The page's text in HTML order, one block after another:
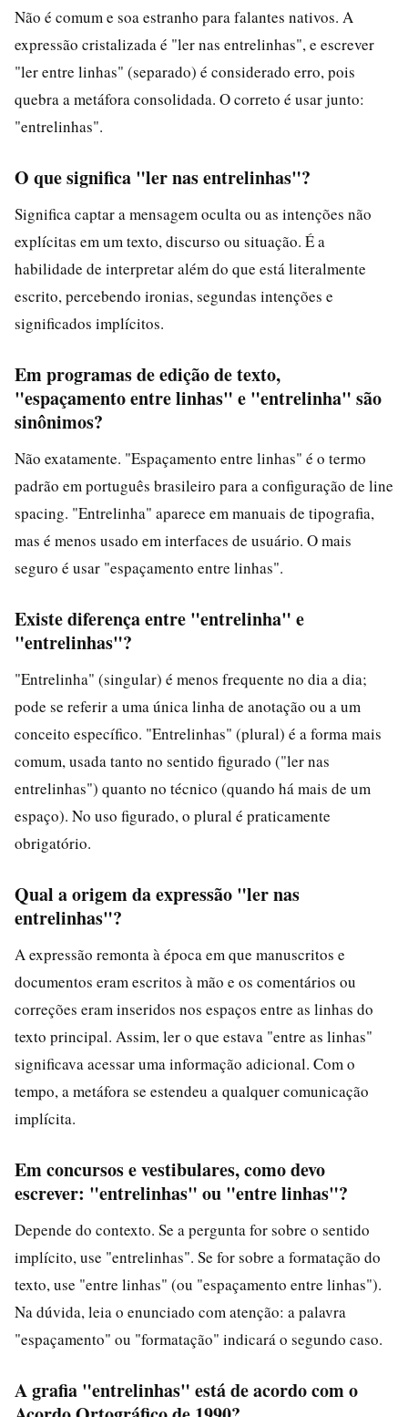
Não é comum e soa estranho para falantes nativos. A
expressão cristalizada é "ler nas entrelinhas", e escrever
"ler entre linhas" (separado) é considerado erro, pois
quebra a metáfora consolidada. O correto é usar junto:
"entrelinhas".
O que significa "ler nas entrelinhas"?
Significa captar a mensagem oculta ou as intenções não
explícitas em um texto, discurso ou situação. É a
habilidade de interpretar além do que está literalmente
escrito, percebendo ironias, segundas intenções e
significados implícitos.
Em programas de edição de texto,
"espaçamento entre linhas" e "entrelinha" são
sinônimos?
Não exatamente. "Espaçamento entre linhas" é o termo
padrão em português brasileiro para a configuração de line
spacing. "Entrelinha" aparece em manuais de tipografia,
mas é menos usado em interfaces de usuário. O mais
seguro é usar "espaçamento entre linhas".
Existe diferença entre "entrelinha" e
"entrelinhas"?
"Entrelinha" (singular) é menos frequente no dia a dia;
pode se referir a uma única linha de anotação ou a um
conceito específico. "Entrelinhas" (plural) é a forma mais
comum, usada tanto no sentido figurado ("ler nas
entrelinhas") quanto no técnico (quando há mais de um
espaço). No uso figurado, o plural é praticamente
obrigatório.
Qual a origem da expressão "ler nas
entrelinhas"?
A expressão remonta à época em que manuscritos e
documentos eram escritos à mão e os comentários ou
correções eram inseridos nos espaços entre as linhas do
texto principal. Assim, ler o que estava "entre as linhas"
significava acessar uma informação adicional. Com o
tempo, a metáfora se estendeu a qualquer comunicação
implícita.
Em concursos e vestibulares, como devo
escrever: "entrelinhas" ou "entre linhas"?
Depende do contexto. Se a pergunta for sobre o sentido
implícito, use "entrelinhas". Se for sobre a formatação do
texto, use "entre linhas" (ou "espaçamento entre linhas").
Na dúvida, leia o enunciado com atenção: a palavra
"espaçamento" ou "formatação" indicará o segundo caso.
A grafia "entrelinhas" está de acordo com o